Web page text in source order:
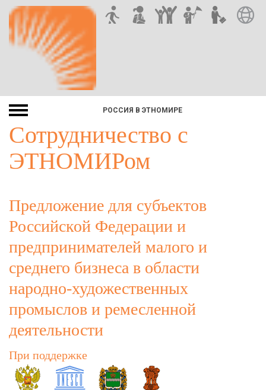
РОССИЯ В ЭТНОМИРЕ
Сотрудничество с
ЭТНОМИРом
Предложение для субъектов
Российской Федерации и
предпринимателей малого и
среднего бизнеса в области
народно-художественных
промыслов и ремесленной
деятельности
При поддержке